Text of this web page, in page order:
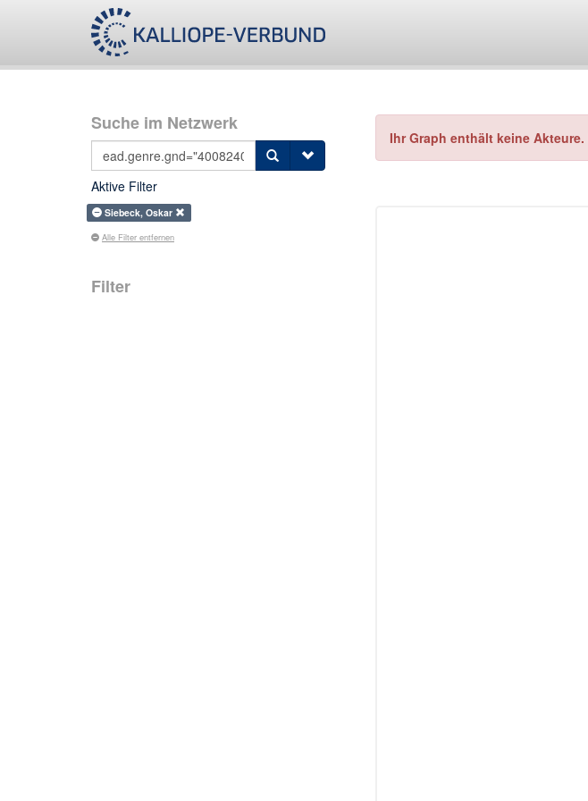
Suche im Netzwerk
Aktive Filter
Siebeck, Oskar
Alle Filter entfernen
Filter
Ihr Graph enthält keine Akteure.